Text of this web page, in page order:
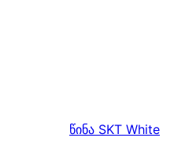
წინა SKT White